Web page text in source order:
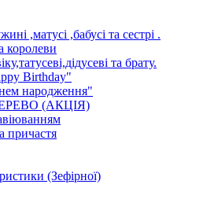
,матусі ,бабусі та сестрі .
королеви
та брату.
Birthday"
народження"
(АКЦІЯ)
причастя
(Зефірної)